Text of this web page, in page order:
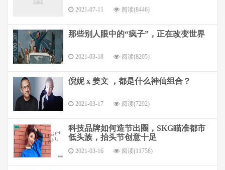
2021-07-11 阅读(8446)
那些别人眼中的“疯子”，正在改变世界
2021-03-18 阅读(8205)
倪妮 x 姜文 ，都是什么神仙组合？
2021-03-17 阅读(7292)
科技品牌如何造节出圈，SKG瞄准都市
低头族，抬头节创意十足
2021-03-16 阅读(11758)